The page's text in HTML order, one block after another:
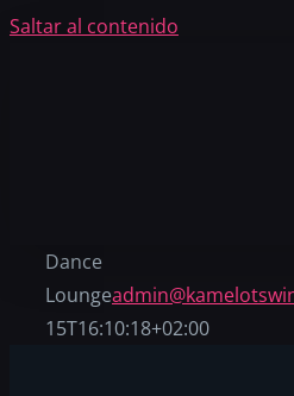
Saltar al contenido
Dance
Lounge
15T16:10:18+02:00